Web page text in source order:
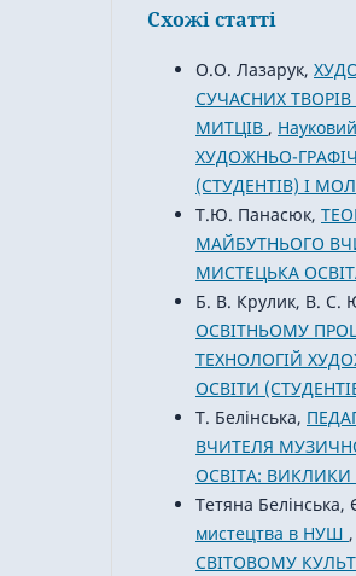
Схожі статті
О.О. Лазарук,
СУЧАСНИХ
МИТЦІВ ,
ХУДОЖНЬО-
(СТУДЕНТІВ) І
Т.Ю. Панасюк,
МАЙБУТНЬОГО
МИСТЕЦЬКА
Б. В. Крулик, В. С.
ОСВІТНЬОМУ
ТЕХНОЛОГІЙ
ОСВІТИ
Т. Белінська,
ВЧИТЕЛЯ
ОСВІТА: ВИКЛИКИ
Тетяна
мистецтва в НУШ ,
СВІТОВОМУ